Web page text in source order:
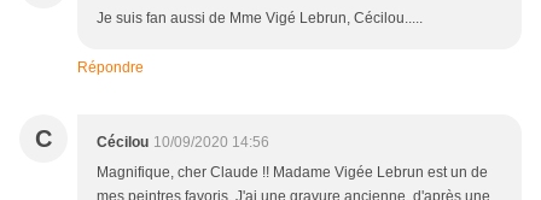
Je suis fan aussi de Mme Vigé Lebrun, Cécilou.....
Répondre
C Cécilou 10/09/2020 14:56
Magnifique, cher Claude !! Madame Vigée Lebrun est un de
mes peintres favoris. J'ai une gravure ancienne, d'après une